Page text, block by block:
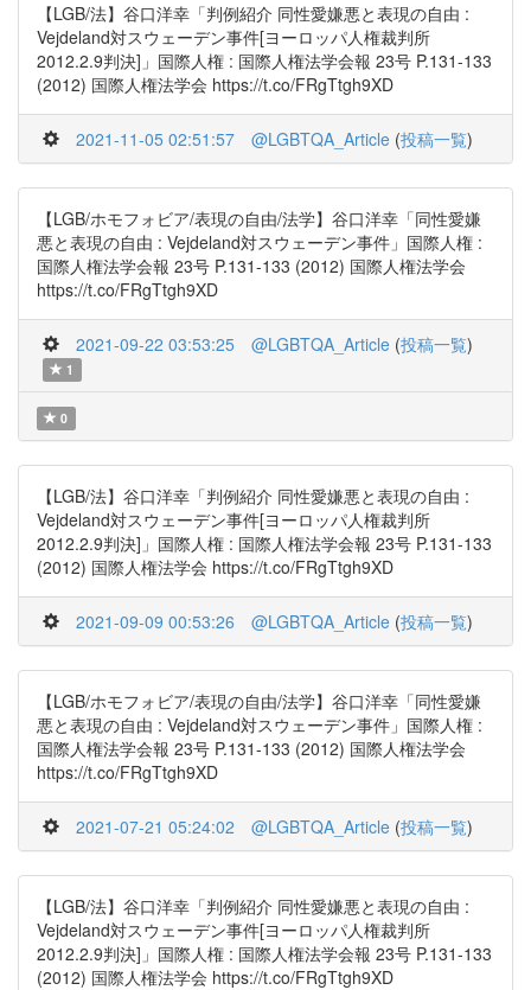
【LGB/法】谷口洋幸「判例紹介 同性愛嫌悪と表現の自由 :
Vejdeland対スウェーデン事件[ヨーロッパ人権裁判所
2012.2.9判決]」国際人権 : 国際人権法学会報 23号 P.131-133
(2012) 国際人権法学会 https://t.co/FRgTtgh9XD
2021-11-05 02:51:57 @LGBTQA_Article (投稿一覧)
【LGB/ホモフォビア/表現の自由/法学】谷口洋幸「同性愛嫌
悪と表現の自由 : Vejdeland対スウェーデン事件」国際人権 :
国際人権法学会報 23号 P.131-133 (2012) 国際人権法学会
https://t.co/FRgTtgh9XD
2021-09-22 03:53:25 @LGBTQA_Article (投稿一覧)
1
0
【LGB/法】谷口洋幸「判例紹介 同性愛嫌悪と表現の自由 :
Vejdeland対スウェーデン事件[ヨーロッパ人権裁判所
2012.2.9判決]」国際人権 : 国際人権法学会報 23号 P.131-133
(2012) 国際人権法学会 https://t.co/FRgTtgh9XD
2021-09-09 00:53:26 @LGBTQA_Article (投稿一覧)
【LGB/ホモフォビア/表現の自由/法学】谷口洋幸「同性愛嫌
悪と表現の自由 : Vejdeland対スウェーデン事件」国際人権 :
国際人権法学会報 23号 P.131-133 (2012) 国際人権法学会
https://t.co/FRgTtgh9XD
2021-07-21 05:24:02 @LGBTQA_Article (投稿一覧)
【LGB/法】谷口洋幸「判例紹介 同性愛嫌悪と表現の自由 :
Vejdeland対スウェーデン事件[ヨーロッパ人権裁判所
2012.2.9判決]」国際人権 : 国際人権法学会報 23号 P.131-133
(2012) 国際人権法学会 https://t.co/FRgTtgh9XD